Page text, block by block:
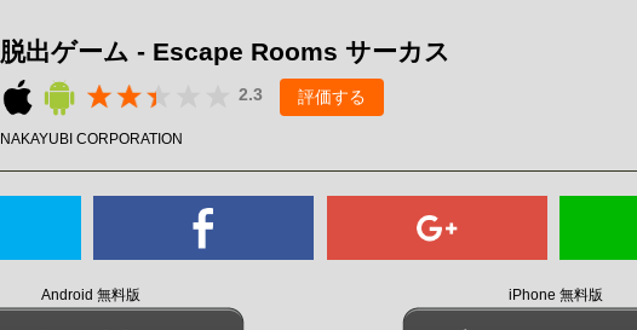
脱出ゲーム - Escape Rooms サーカス
2.3 評価する
NAKAYUBI CORPORATION
Android 無料版 iPhone 無料版